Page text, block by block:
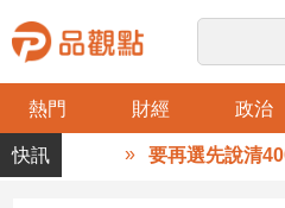
熱門 財經 政治
品
觀
要再選先說清